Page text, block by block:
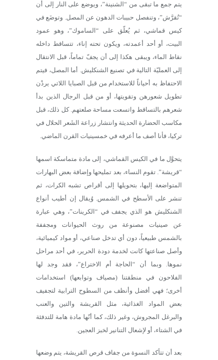
يتم جمع ما تبقى من “الشنينة”، ويوضع على النار إلى أن
“تُقرَّش”، وتنفصل حبيبات الدهون عن المصل. وتوضَع في
كيس قماشي، ثم يُعلّق على “الساموك”، وهو عمود
البيت، أو أحد أعمدته، ويكون تحته إناء، تتساقط داخله
نقاط الماء، ويبقى هكذا إلى أن يجفّ تماماً، قبل الانتقال
إلى العمليّة التالية في تصنيع الشنكليش. أما المصل، فيتم
الاحتفاظ به أحياناً للاستخدام من قبل الصبايا اللاتي يردْن
تطويل شعورهن وتقويتها، أو من قبل الرجال الذين بدأ
شعرهم بالتساقط واتسعت مساحة صلعتهم. كل ذلك، قبل
مكاسب الحضارة الحديثة وانتشار زراعة الشَعر الحلال في
تركيا، فأنا أصف ما أعرفه في خمسينيات القرن الماضي.
يتحوَّل ما في الكيس القماشي، إلى مادة متماسكة اسمها
“قريشة”. تقوم النساء، بعد تمليحها وإضافة بعض البهارات
المتواضعة إليها، بتحويلها إلى أقراص تشبه الكرات، ثم
تنشر على الأسطح في الشمس. وُيقال إن أطيب أنواع
الشنكليش هو الذي يجفف في “الكرينات”، وهي عبارة
عن صينيات مصنوعة من روث الحيوانات ومجففة
بالشمس طبيعياً، دون أي تدخل صناعي، أو مواد كيميائية،
وأصل صناعتها كانت لخدمة دودة الحرير، في أحد مراحل
نموها. وبما أن “الحاجة أم الاختراع”، فقد وجد لها
الفلاحون في منطقتنا (مصياف وتوابعها) استخدامات
أخرى؛ فهي أفضل وأنظف من السطوح الترابية لتجفيف
بعض المواد الغذائية، مثل القريشة والتين والعنب
والبرغل المجروش، وغير ذلك، كما أنّها مادة هامة للتدفئة
في الشتاء، أو لإشعال التنانير لخبز العجين.
بعد أن تتأكد النسوة من جفاف قرص القريشة، يتم وضعها